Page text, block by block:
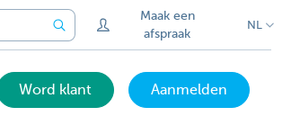
Maak een
afspraak
NL
Word klant Aanmelden